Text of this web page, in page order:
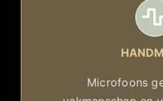
Microfoons